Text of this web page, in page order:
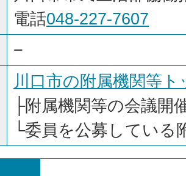
電話048-227-7607
−
川口市の附属機関等
├附属機関等の会議開
└委員を公募している